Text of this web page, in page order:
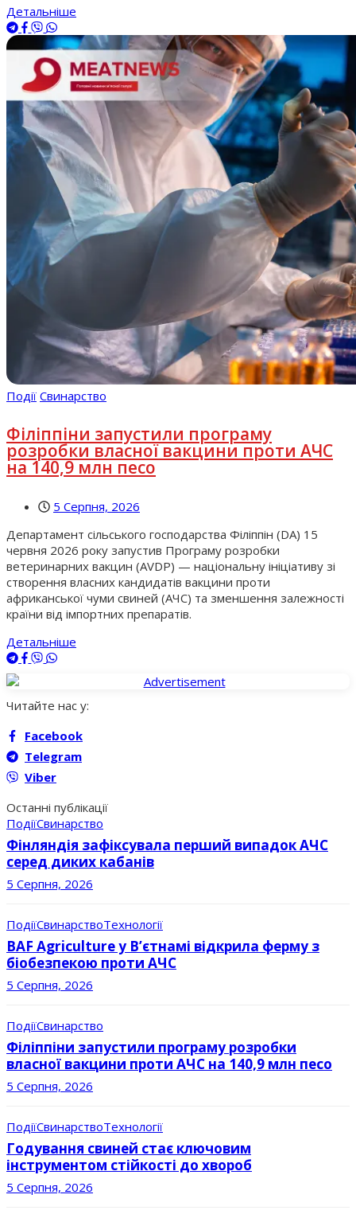
Детальніше
Події Свинарство
Філіппіни запустили програму
розробки власної вакцини проти АЧС
на 140,9 млн песо
5 Серпня, 2026
Департамент сільського господарства Філіппін (DA) 15
червня 2026 року запустив Програму розробки
ветеринарних вакцин (AVDP) — національну ініціативу зі
створення власних кандидатів вакцини проти
африканської чуми свиней (АЧС) та зменшення залежності
країни від імпортних препаратів.
Детальніше
Читайте нас у:
Facebook
Telegram
Viber
Останні публікації
ПодіїСвинарство
Фінляндія зафіксувала перший випадок АЧС
серед диких кабанів
5 Серпня, 2026
ПодіїСвинарствоТехнології
BAF Agriculture у В’єтнамі відкрила ферму з
біобезпекою проти АЧС
5 Серпня, 2026
ПодіїСвинарство
Філіппіни запустили програму розробки
власної вакцини проти АЧС на 140,9 млн песо
5 Серпня, 2026
ПодіїСвинарствоТехнології
Годування свиней стає ключовим
інструментом стійкості до хвороб
5 Серпня, 2026